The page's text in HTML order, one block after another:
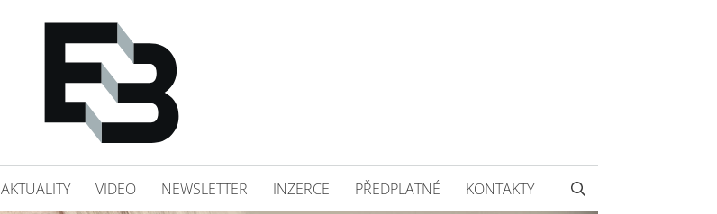
AKTUALITY VIDEO NEWSLETTER INZERCE PŘEDPLATNÉ KONTAKTY